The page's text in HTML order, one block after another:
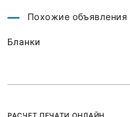
Похожие объявления
Бланки
РАСЧЕТ ПЕЧАТИ ОНЛАЙН